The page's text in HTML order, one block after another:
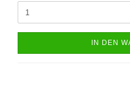
IN DEN